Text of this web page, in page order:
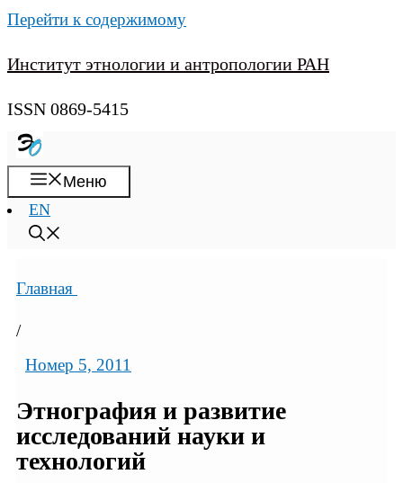
Перейти к содержимому
Институт этнологии и антропологии РАН
ISSN 0869-5415
Меню
EN
Главная
/
Номер 5, 2011
Этнография и развитие
исследований науки и
технологий